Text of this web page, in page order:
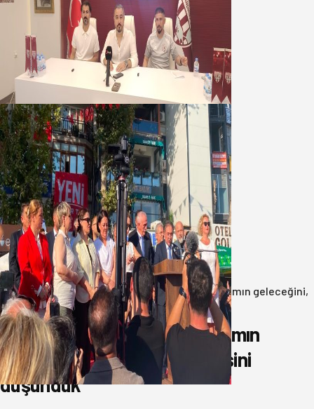
Oğuzbeyi : Transferlerde takımın
geleceğini, kulübün ekonomisini
düşündük
Yeni Parti Bandırma Teşkilatı kuruldu
06 Ağustos 2026
Anasayfa/Genel/Oğuzbeyi : Transferlerde takımın geleceğini,
kulübün ekonomisini düşündük
Oğuzbeyi : Transferlerde takımın
geleceğini, kulübün ekonomisini
düşündük